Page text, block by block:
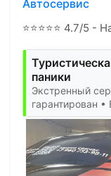
Автосервис
⭐⭐⭐⭐⭐ 4.7/5 -
паники
Экстренный
гарантирован